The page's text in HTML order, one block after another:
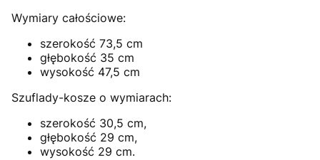
Wymiary całościowe:
szerokość 73,5 cm
głębokość 35 cm
wysokość 47,5 cm
Szuflady-kosze o wymiarach:
szerokość 30,5 cm,
głębokość 29 cm,
wysokość 29 cm.